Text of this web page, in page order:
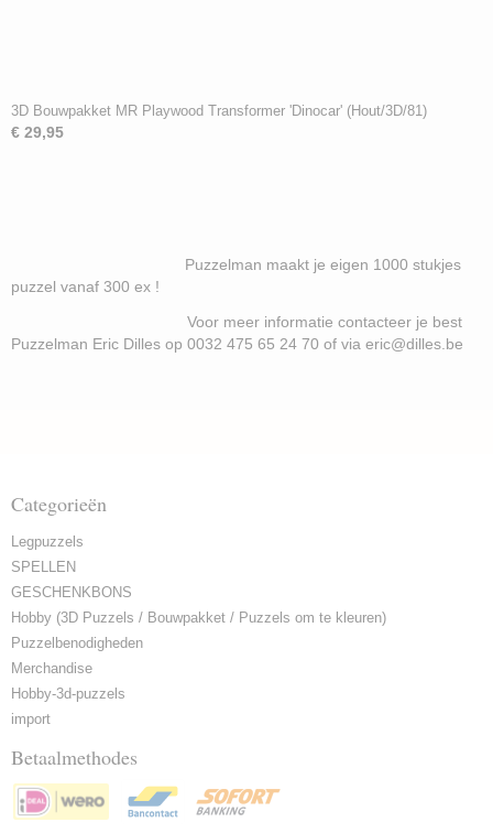
3D Bouwpakket MR Playwood Transformer 'Dinocar' (Hout/3D/81)
€ 29,95
Puzzelman maakt je eigen 1000 stukjes
puzzel vanaf 300 ex !
Voor meer informatie contacteer je best
Puzzelman Eric Dilles op 0032 475 65 24 70 of via eric@dilles.be
Categorieën
Legpuzzels
SPELLEN
GESCHENKBONS
Hobby (3D Puzzels / Bouwpakket / Puzzels om te kleuren)
Puzzelbenodigheden
Merchandise
Hobby-3d-puzzels
import
Betaalmethodes